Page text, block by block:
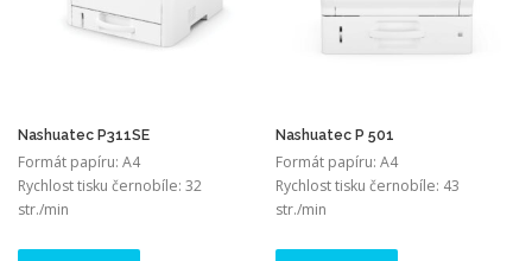
Nashuatec P311SE
Formát papíru: A4
Rychlost tisku černobíle: 32
str./min
Nashuatec P 501
Formát papíru: A4
Rychlost tisku černobíle: 43
str./min